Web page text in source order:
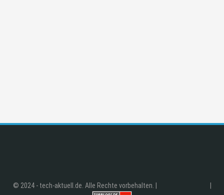
© 2024 - tech-aktuell.de. Alle Rechte vorbehalten. |